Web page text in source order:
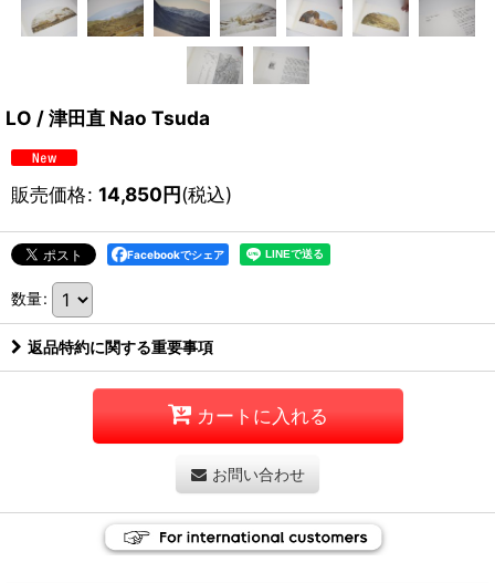
LO / 津田直 Nao Tsuda
販売価格: 14,850円(税込)
Facebookでシェア
数量:
返品特約に関する重要事項
カートに入れる
お問い合わせ